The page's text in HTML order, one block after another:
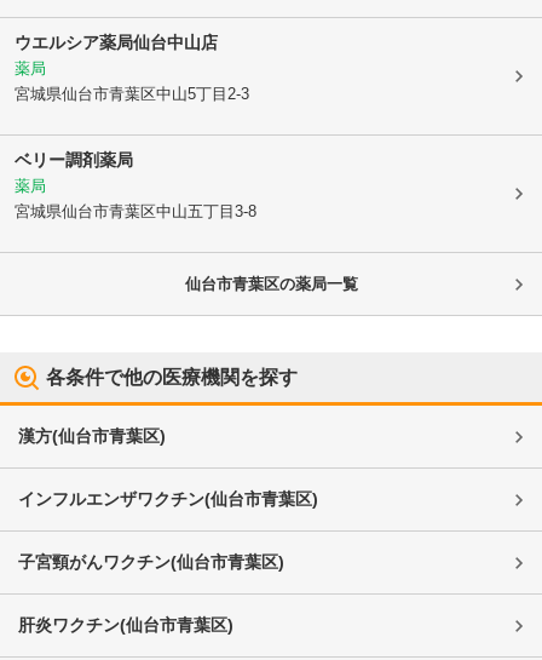
ウエルシア薬局仙台中山店
薬局
宮城県仙台市青葉区中山5丁目2-3
ベリー調剤薬局
薬局
宮城県仙台市青葉区中山五丁目3-8
仙台市青葉区の薬局一覧
各条件で他の医療機関を探す
漢方(仙台市青葉区)
インフルエンザワクチン(仙台市青葉区)
子宮頸がんワクチン(仙台市青葉区)
肝炎ワクチン(仙台市青葉区)